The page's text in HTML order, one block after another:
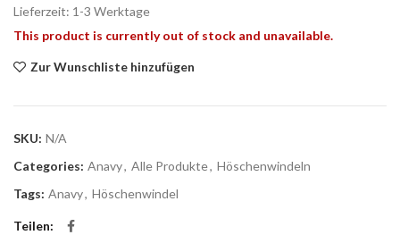
Lieferzeit: 1-3 Werk­ta­ge
This product is currently out of stock and unavailable.
Zur Wunschliste hinzufügen
SKU: N/A
Categories: Anavy, Alle Produkte, Höschenwindeln
Tags: Anavy, Höschenwindel
Teilen